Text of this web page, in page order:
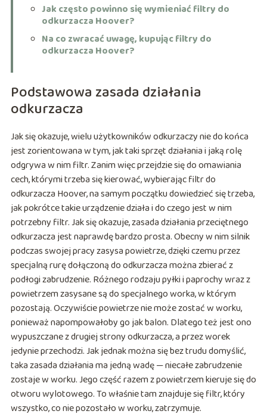
Jak często powinno się wymieniać filtry do
odkurzacza Hoover?
Na co zwracać uwagę, kupując filtry do
odkurzacza Hoover?
Podstawowa zasada działania
odkurzacza
Jak się okazuje, wielu użytkowników odkurzaczy nie do końca
jest zorientowana w tym, jak taki sprzęt działania i jaką rolę
odgrywa w nim filtr. Zanim więc przejdzie się do omawiania
cech, którymi trzeba się kierować, wybierając filtr do
odkurzacza Hoover, na samym początku dowiedzieć się trzeba,
jak pokrótce takie urządzenie działa i do czego jest w nim
potrzebny filtr. Jak się okazuje, zasada działania przeciętnego
odkurzacza jest naprawdę bardzo prosta. Obecny w nim silnik
podczas swojej pracy zasysa powietrze, dzięki czemu przez
specjalną rurę dołączoną do odkurzacza można zbierać z
podłogi zabrudzenie. Różnego rodzaju pyłki i paprochy wraz z
powietrzem zasysane są do specjalnego worka, w którym
pozostają. Oczywiście powietrze nie może zostać w worku,
ponieważ napompowałoby go jak balon. Dlatego też jest ono
wypuszczane z drugiej strony odkurzacza, a przez worek
jedynie przechodzi. Jak jednak można się bez trudu domyślić,
taka zasada działania ma jedną wadę — niecałe zabrudzenie
zostaje w worku. Jego część razem z powietrzem kieruje się do
otworu wylotowego. To właśnie tam znajduje się filtr, który
wszystko, co nie pozostało w worku, zatrzymuje.